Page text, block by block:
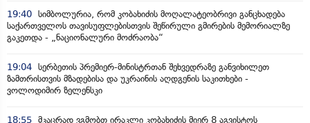
19:40 სიმბოლურია, რომ კობახიძის მოღალატეობრივი განცხადება
საქართველოს თავისუფლებისთვის შეწირული გმირების მემორიალზე
გაკეთდა - „ნაციონალური მოძრაობა“
19:04 სერბეთის პრემიერ-მინისტრთან შეხვედრაზე განვიხილეთ
ზამთრისთვის მზადებისა და უკრაინის აღდგენის საკითხები -
ვოლოდიმირ ზელენსკი
18:55 მკაცრად ვგმობთ ირაკლი კობახიძის მიერ 8 აგვისტოს